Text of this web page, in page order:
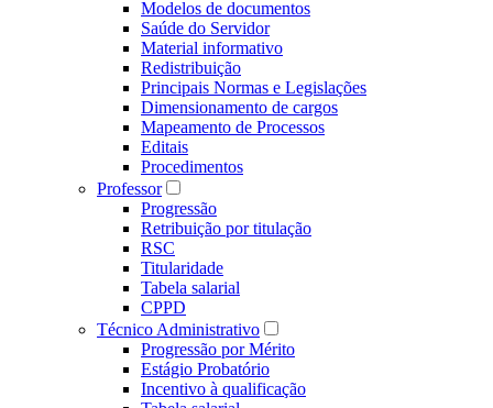
Modelos de documentos
Saúde do Servidor
Material informativo
Redistribuição
Principais Normas e Legislações
Dimensionamento de cargos
Mapeamento de Processos
Editais
Procedimentos
Professor
Progressão
Retribuição por titulação
RSC
Titularidade
Tabela salarial
CPPD
Técnico Administrativo
Progressão por Mérito
Estágio Probatório
Incentivo à qualificação